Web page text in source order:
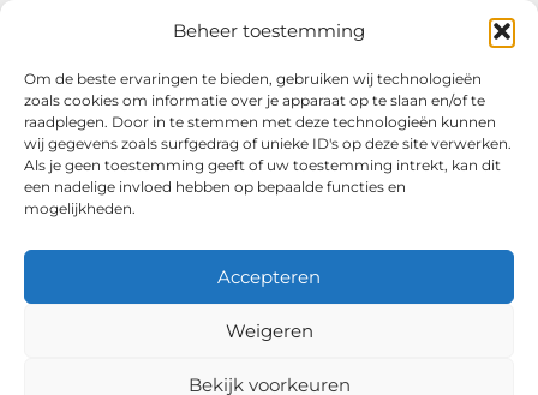
Beheer toestemming
Om de beste ervaringen te bieden, gebruiken wij technologieën
zoals cookies om informatie over je apparaat op te slaan en/of te
raadplegen. Door in te stemmen met deze technologieën kunnen
wij gegevens zoals surfgedrag of unieke ID's op deze site verwerken.
Als je geen toestemming geeft of uw toestemming intrekt, kan dit
een nadelige invloed hebben op bepaalde functies en
mogelijkheden.
Accepteren
Weigeren
Bekijk voorkeuren
Tel: +31652525632
Email:info@relaxedmetroos.nl
KvK-nummer 86091093
Copyright © 2026 Relaxed met Roos | Powered by